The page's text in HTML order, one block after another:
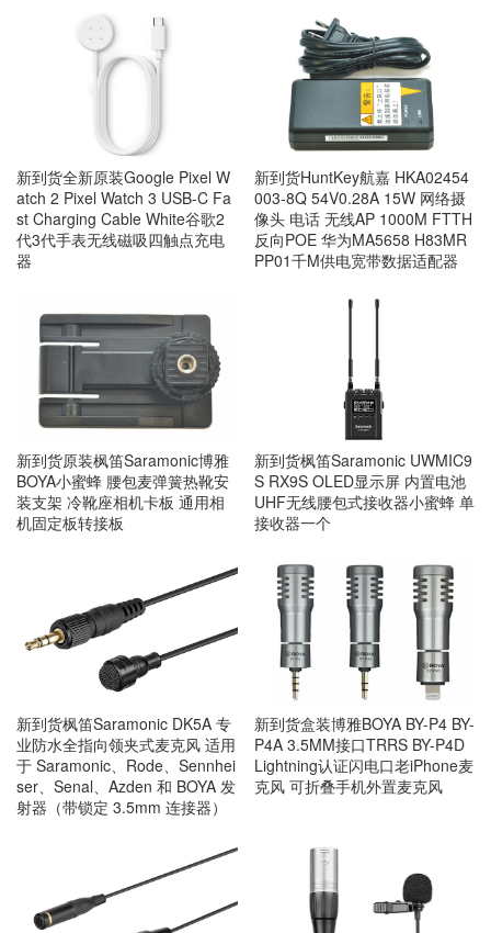
新到货全新原装Google Pixel W
atch 2 Pixel Watch 3 USB-C Fa
st Charging Cable White谷歌2
代3代手表无线磁吸四触点充电
器
新到货HuntKey航嘉 HKA02454
003-8Q 54V0.28A 15W 网络摄
像头 电话 无线AP 1000M FTTH
反向POE 华为MA5658 H83MR
PP01千M供电宽带数据适配器
新到货原装枫笛Saramonic博雅
BOYA小蜜蜂 腰包麦弹簧热靴安
装支架 冷靴座相机卡板 通用相
机固定板转接板
新到货枫笛Saramonic UWMIC9
S RX9S OLED显示屏 内置电池
UHF无线腰包式接收器小蜜蜂 单
接收器一个
新到货枫笛Saramonic DK5A 专
业防水全指向领夹式麦克风 适用
于 Saramonic、Rode、Sennhei
ser、Senal、Azden 和 BOYA 发
射器（带锁定 3.5mm 连接器）
新到货盒装博雅BOYA BY-P4 BY-
P4A 3.5MM接口TRRS BY-P4D
Lightning认证闪电口老iPhone麦
克风 可折叠手机外置麦克风